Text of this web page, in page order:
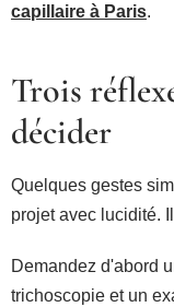
capillaire à Paris.
Trois
décider
Quelques gestes
projet avec lucidité.
Demandez d'abord
trichoscopie et un